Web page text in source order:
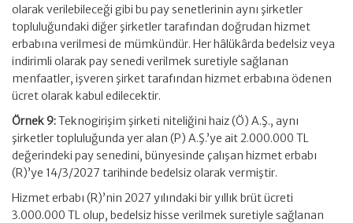
olarak verilebileceği gibi bu pay senetlerinin aynı şirketler
topluluğundaki diğer şirketler tarafından doğrudan hizmet
erbabına verilmesi de mümkündür. Her hâlükârda bedelsiz veya
indirimli olarak pay senedi verilmek suretiyle sağlanan
menfaatler, işveren şirket tarafından hizmet erbabına ödenen
ücret olarak kabul edilecektir.
Örnek 9:Teknogirişim şirketi niteliğini haiz (Ö) A.Ş., aynı
şirketler topluluğunda yer alan (P) A.Ş.’ye ait 2.000.000 TL
değerindeki pay senedini, bünyesinde çalışan hizmet erbabı
(R)’ye 14/3/2027 tarihinde bedelsiz olarak vermiştir.
Hizmet erbabı (R)’nin 2027 yılındaki bir yıllık brüt ücreti
3.000.000 TL olup, bedelsiz hisse verilmek suretiyle sağlanan